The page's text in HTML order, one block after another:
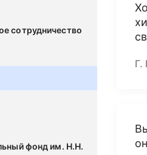
сотрудничество
фонд им. Н.Н.
Г.